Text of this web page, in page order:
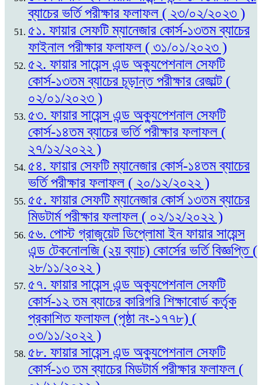
ব্যাচের ভর্তি পরীক্ষার ফলাফল ( ২৩/০২/২০২৩ )
৫১. ফায়ার সেফটি ম্যানেজার কোর্স-১৩তম ব্যাচের
ফাইনাল পরীক্ষার ফলাফল ( ৩১/০১/২০২৩ )
৫২. ফায়ার সায়েন্স এন্ড অক্যুপেশনাল সেফটি
কোর্স-১৩তম ব্যাচের চূড়ান্ত পরীক্ষার রেজাল্ট (
০২/০১/২০২৩ )
৫৩. ফায়ার সায়েন্স এন্ড অক্যুপেশনাল সেফটি
কোর্স-১৪তম ব্যাচের ভর্তি পরীক্ষার ফলাফল (
২৭/১২/২০২২ )
৫৪. ফায়ার সেফটি ম্যানেজার কোর্স-১৪তম ব্যাচের
ভর্তি পরীক্ষার ফলাফল ( ২০/১২/২০২২ )
৫৫. ফায়ার সেফটি ম্যানেজার কোর্স ১৩তম ব্যাচের
মিডটার্ম পরীক্ষার ফলাফল ( ০২/১২/২০২২ )
৫৬. পোস্ট গ্রাজুয়েট ডিপ্লোমা ইন ফায়ার সায়েন্স
এন্ড টেকনোলজি (২য় ব্যাচ) কোর্সের ভর্তি বিজ্ঞপ্তি (
২৮/১১/২০২২ )
৫৭. ফায়ার সায়েন্স এন্ড অক্যুপেশনাল সেফটি
কোর্স-১২ তম ব্যাচের কারিগরি শিক্ষাবোর্ড কর্তৃক
প্রকাশিত ফলাফল (পৃষ্ঠা নং-১৭৭৮) (
০৩/১১/২০২২ )
৫৮. ফায়ার সায়েন্স এন্ড অক্যুপেশনাল সেফটি
কোর্স-১৩ তম ব্যাচের মিডটার্ম পরীক্ষার ফলাফল (